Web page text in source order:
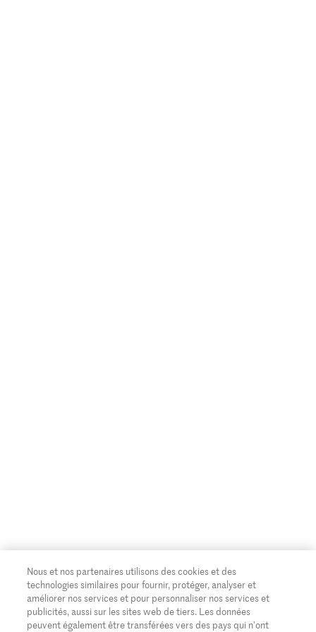
Nous et nos partenaires utilisons des cookies et des
technologies similaires pour fournir, protéger, analyser et
améliorer nos services et pour personnaliser nos services et
publicités, aussi sur les sites web de tiers. Les données
peuvent également être transférées vers des pays qui n'ont